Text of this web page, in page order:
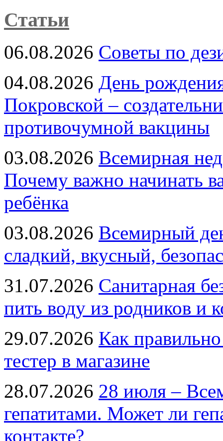
Статьи
06.08.2026 Советы по
04.08.2026 День
Покровской –
противочумной вакцины
03.08.2026 Всемирная
Почему важно начинать
ребёнка
03.08.2026 Всемирный
сладкий, вкусный,
31.07.2026 Санитарная
пить воду из родников и
29.07.2026 Как
тестер в магазине
28.07.2026 28 июля –
гепатитами. Может ли
контакте?